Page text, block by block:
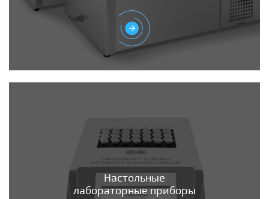
Настольные
лабораторные приборы